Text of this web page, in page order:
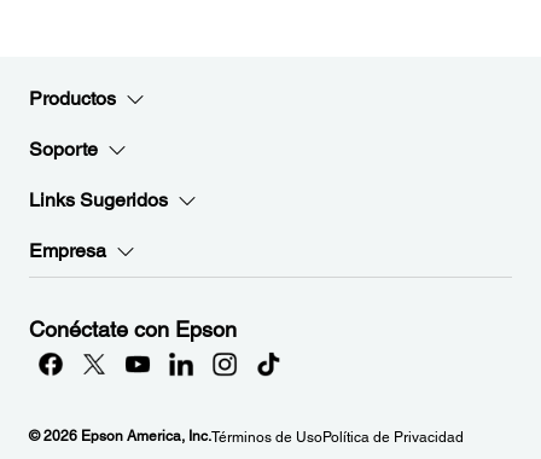
Productos
Soporte
Links Sugeridos
Empresa
Conéctate con Epson
© 2026 Epson America, Inc.Términos de UsoPolítica de Privacidad